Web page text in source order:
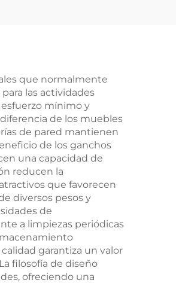
que normalmente
las actividades
mínimo y
de los muebles
de pared mantienen
de los ganchos
una capacidad de
reducen la
que favorecen
diversos pesos y
de
a limpiezas periódicas
garantiza un valor
filosofía de diseño
ofreciendo una